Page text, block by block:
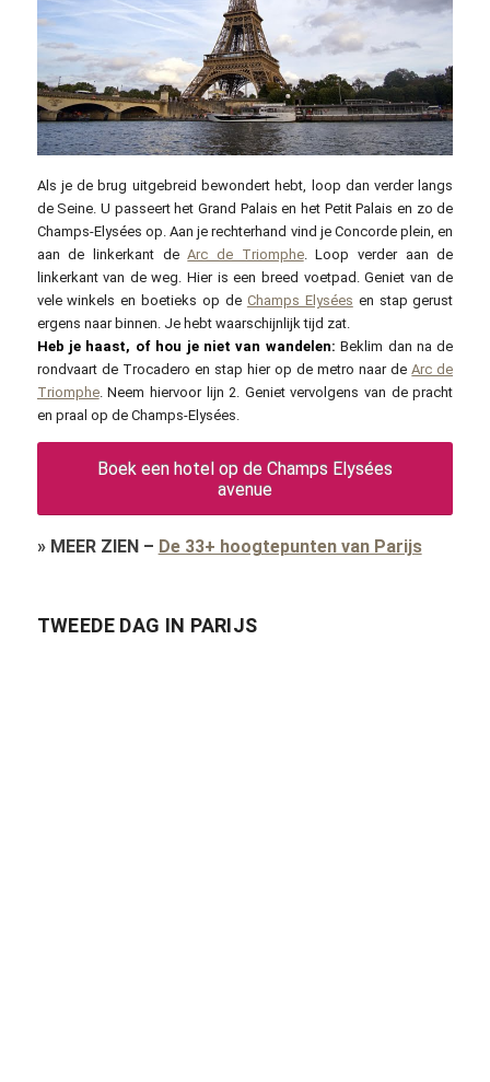
Als je de brug uitgebreid bewondert hebt, loop dan verder langs
de Seine. U passeert het Grand Palais en het Petit Palais en zo de
Champs-Elysées op. Aan je rechterhand vind je Concorde plein, en
aan de linkerkant deArc de Triomphe. Loop verder aan de
linkerkant van de weg. Hier is een breed voetpad. Geniet van de
vele winkels en boetieks op de Champs Elysées en stap gerust
ergens naar binnen. Je hebt waarschijnlijk tijd zat.
Heb je haast, of hou je niet van wandelen: Beklim dan na de
rondvaart de Trocadero en stap hier op de metro naar deArc de
Triomphe. Neem hiervoor lijn 2. Geniet vervolgens van de pracht
en praal op de Champs-Elysées.
Boek een hotel op de Champs Elysées
avenue
» MEER ZIEN– De 33+ hoogtepunten van Parijs
TWEEDE DAG IN PARIJS